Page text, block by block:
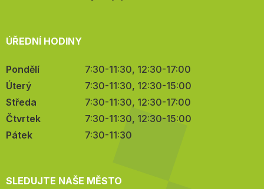
ÚŘEDNÍ HODINY
Pondělí
7:30-11:30, 12:30-17:00
Úterý
7:30-11:30, 12:30-15:00
Středa
7:30-11:30, 12:30-17:00
Čtvrtek
7:30-11:30, 12:30-15:00
Pátek
7:30-11:30
SLEDUJTE NAŠE MĚSTO